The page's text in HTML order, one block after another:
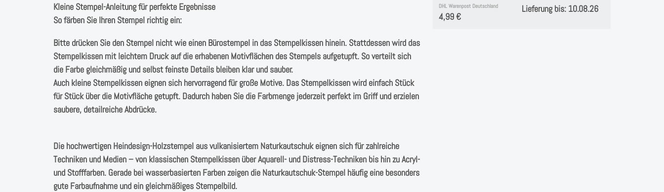
Kleine Stempel-Anleitung für perfekte Ergebnisse
So färben Sie Ihren Stempel richtig ein:
Bitte drücken Sie den Stempel nicht wie einen Bürostempel in das Stempelkissen hinein. Stattdessen wird das
Stempelkissen mit leichtem Druck auf die erhabenen Motivflächen des Stempels aufgetupft. So verteilt sich
die Farbe gleichmäßig und selbst feinste Details bleiben klar und sauber.
Auch kleine Stempelkissen eignen sich hervorragend für große Motive. Das Stempelkissen wird einfach Stück
für Stück über die Motivfläche getupft. Dadurch haben Sie die Farbmenge jederzeit perfekt im Griff und erzielen
saubere, detailreiche Abdrücke.
Die hochwertigen Heindesign-Holzstempel aus vulkanisiertem Naturkautschuk eignen sich für zahlreiche
Techniken und Medien – von klassischen Stempelkissen über Aquarell- und Distress-Techniken bis hin zu Acryl-
und Stofffarben. Gerade bei wasserbasierten Farben zeigen die Naturkautschuk-Stempel häufig eine besonders
gute Farbaufnahme und ein gleichmäßiges Stempelbild.
DHL Warenpost Deutschland
4,99 €
Lieferung bis: 10.08.26